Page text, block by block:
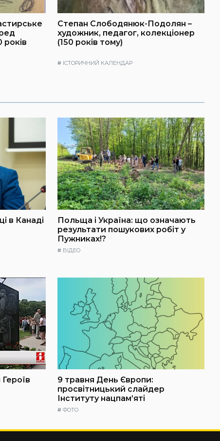
років
Степан Слободянюк-Подолян –
художник, педагог, колекціонер
(150 років тому)
# ІСТОРИЧНИЙ КАЛЕНДАР
в Канаді
Польща і Україна: що означають
результати пошукових робіт у
Пужниках!?
# ВІДЕО
9 травня День Європи:
просвітницький слайдер
Інституту нацпам’яті
# ФОТО